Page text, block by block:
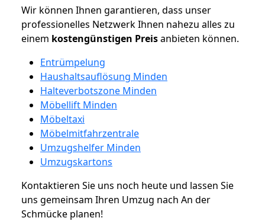
Wir können Ihnen garantieren, dass unser
professionelles Netzwerk Ihnen nahezu alles zu
einem kostengünstigen Preisanbieten können.
Entrümpelung
Haushaltsauflösung Minden
Halteverbotszone Minden
Möbellift Minden
Möbeltaxi
Möbelmitfahrzentrale
Umzugshelfer Minden
Umzugskartons
Kontaktieren Sie uns noch heute und lassen Sie
uns gemeinsam Ihren Umzug nach An der
Schmücke planen!